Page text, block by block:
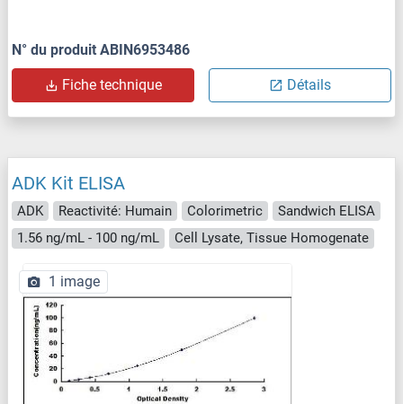
N° du produit ABIN6953486
Fiche technique Détails
ADK Kit ELISA
ADK Reactivité: Humain Colorimetric
Sandwich ELISA
1.56 ng/mL - 100 ng/mL
Cell Lysate, Tissue Homogenate
1 image